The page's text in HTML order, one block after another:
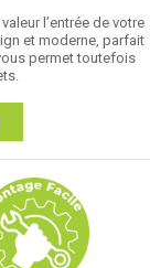
l’entrée de votre
et moderne, parfait
permet toutefois